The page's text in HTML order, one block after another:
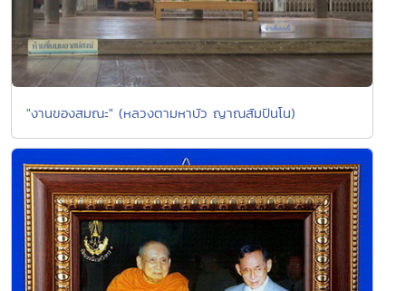
"งานของสมณะ" (หลวงตามหาบัว ญาณสัมปันโน)